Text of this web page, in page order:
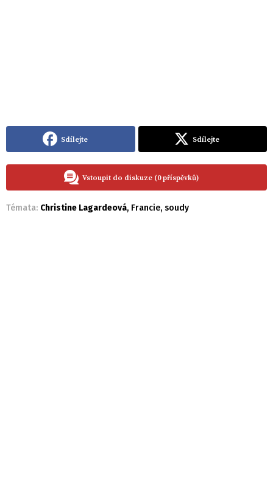
Sdílejte Sdílejte
Vstoupit do diskuze (0 příspěvků)
Témata: Christine Lagardeová, Francie, soudy